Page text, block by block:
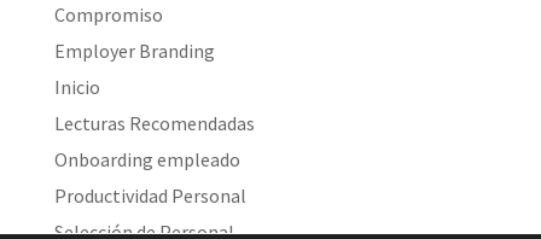
Compromiso
Employer Branding
Inicio
Lecturas Recomendadas
Onboarding empleado
Productividad Personal
Selección de Personal